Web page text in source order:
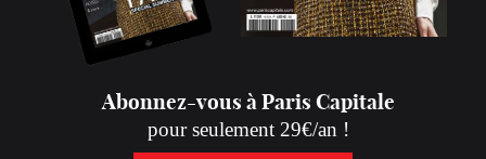
Abonnez-vous à Paris Capitale
pour seulement 29€/an !